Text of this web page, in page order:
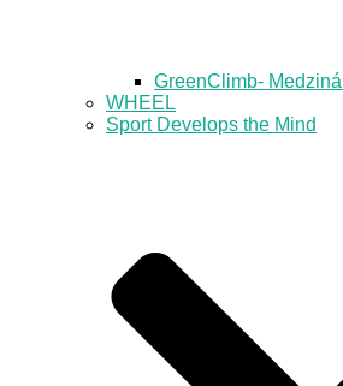
GreenClimb-
WHEEL
Sport Develops the Mind